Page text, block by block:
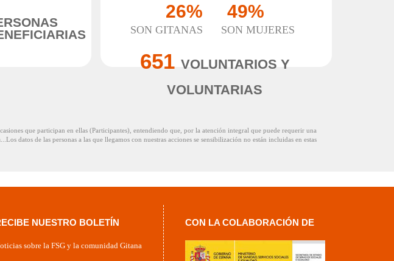
26%
SON GITANAS
49%
SON MUJERES
651 VOLUNTARIOS Y
VOLUNTARIAS
que participan en ellas (Participantes), entendiendo que, por la atención integral que puede requerir una
datos de las personas a las que llegamos con nuestras acciones se sensibilización no están incluidas en estas
NUESTRO BOLETÍN
sobre la FSG y la comunidad Gitana
CON LA COLABORACIÓN DE